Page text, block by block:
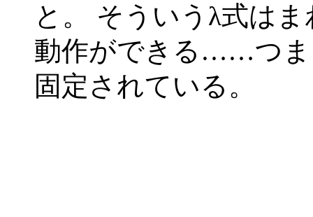
と。 そういうλ式は
動作ができる……つま
固定されている。